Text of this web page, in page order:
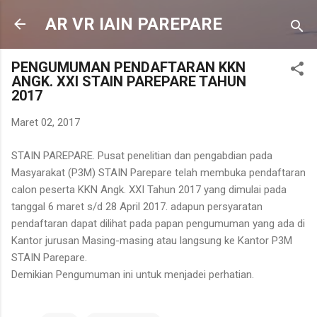
Langsung ke konten utama
AR VR IAIN PAREPARE
PENGUMUMAN PENDAFTARAN KKN
ANGK. XXI STAIN PAREPARE TAHUN
2017
Maret 02, 2017
STAIN PAREPARE. Pusat penelitian dan pengabdian pada
Masyarakat (P3M) STAIN Parepare telah membuka pendaftaran
calon peserta KKN Angk. XXI Tahun 2017 yang dimulai pada
tanggal 6 maret s/d 28 April 2017. adapun persyaratan
pendaftaran dapat dilihat pada papan pengumuman yang ada di
Kantor jurusan Masing-masing atau langsung ke Kantor P3M
STAIN Parepare.
Demikian Pengumuman ini untuk menjadei perhatian.